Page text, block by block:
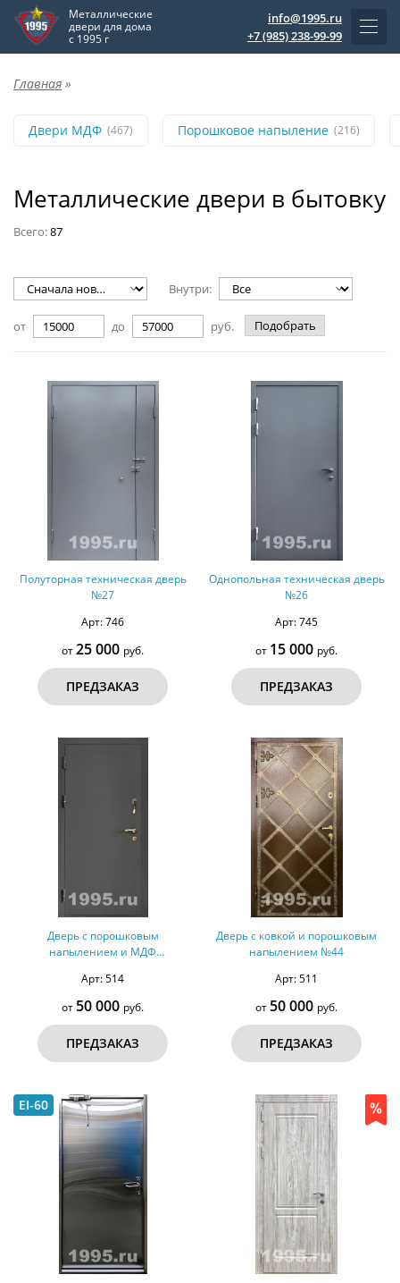
Металлические
двери для дома
с 1995 г
info@1995.ru
+7 (985) 238-99-99
Главная »
Двери МДФ (467) Порошковое напыление (216)
Металлические двери в бытовку
Всего:87
Внутри:
от до руб. Подобрать
Полуторная техническая дверь
№27
Арт: 746
от25 000 руб.
ПРЕДЗАКАЗ
Однопольная техническая дверь
№26
Арт: 745
от 15 000 руб.
ПРЕДЗАКАЗ
Дверь с порошковым
напылением и МДФ
Арт: 514
от 50 000 руб.
ПРЕДЗАКАЗ
Дверь с ковкой и порошковым
напылением №44
Арт: 511
от 50 000 руб.
ПРЕДЗАКАЗ
EI-60